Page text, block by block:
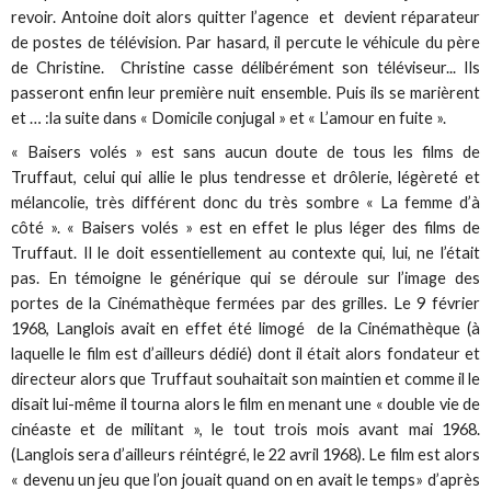
revoir. Antoine doit alors quitter l’agence et devient réparateur
de postes de télévision. Par hasard, il percute le véhicule du père
de Christine. Christine casse délibérément son téléviseur... Ils
passeront enfin leur première nuit ensemble. Puis ils se marièrent
et … :la suite dans « Domicile conjugal » et « L’amour en fuite ».
« Baisers volés » est sans aucun doute de tous les films de
Truffaut, celui qui allie le plus tendresse et drôlerie, légèreté et
mélancolie, très différent donc du très sombre « La femme d’à
côté ». « Baisers volés » est en effet le plus léger des films de
Truffaut. Il le doit essentiellement au contexte qui, lui, ne l’était
pas. En témoigne le générique qui se déroule sur l’image des
portes de la Cinémathèque fermées par des grilles. Le 9 février
1968, Langlois avait en effet été limogé de la Cinémathèque (à
laquelle le film est d’ailleurs dédié) dont il était alors fondateur et
directeur alors que Truffaut souhaitait son maintien et comme il le
disait lui-même il tourna alors le film en menant une « double vie de
cinéaste et de militant », le tout trois mois avant mai 1968.
(Langlois sera d’ailleurs réintégré, le 22 avril 1968). Le film est alors
« devenu un jeu que l’on jouait quand on en avait le temps» d’après